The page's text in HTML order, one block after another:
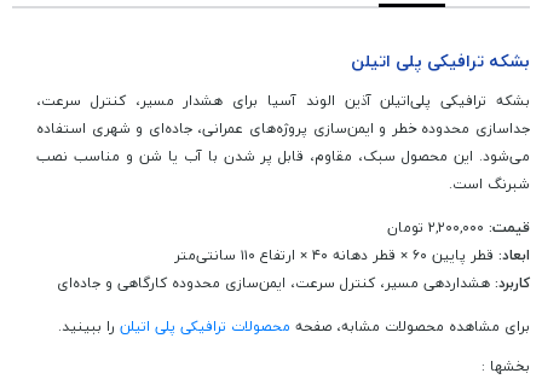
بشکه ترافیکی پلی اتیلن
بشکه ترافیکی پلی‌اتیلن آذین الوند آسیا برای هشدار مسیر، کنترل سرعت،
جداسازی محدوده خطر و ایمن‌سازی پروژه‌های عمرانی، جاده‌ای و شهری استفاده
می‌شود. این محصول سبک، مقاوم، قابل پر شدن با آب یا شن و مناسب نصب
شبرنگ است.
قیمت:
ابعاد: قطر پایین ۶۰ × قطر دهانه ۴۰ × ارتفاع ۱۱۰ سانتی‌متر
کاربرد: هشداردهی مسیر، کنترل سرعت، ایمن‌سازی محدوده کارگاهی و جاده‌ای
برای مشاهده محصولات مشابه، صفحه محصولات ترافیکی پلی اتیلن را ببینید.
بخشها :